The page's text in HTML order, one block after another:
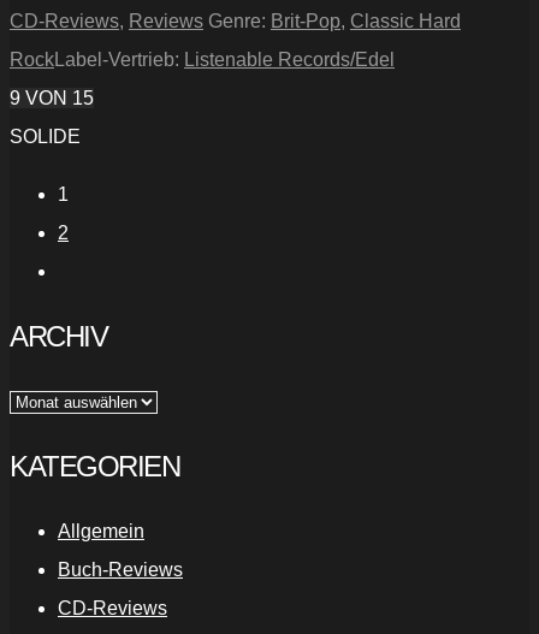
CD-Reviews, Reviews Genre: Brit-Pop, Classic Hard
RockLabel-Vertrieb: Listenable Records/Edel
9 VON 15
SOLIDE
1
2
ARCHIV
Archiv
KATEGORIEN
Allgemein
Buch-Reviews
CD-Reviews